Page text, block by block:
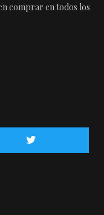
comprar en todos los